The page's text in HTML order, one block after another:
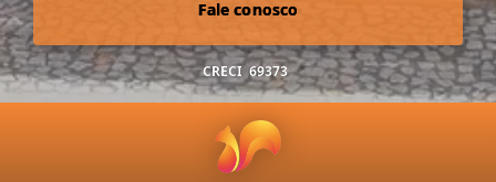
Fale conosco
CRECI 69373